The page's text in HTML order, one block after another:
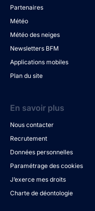
Partenaires
Météo
Météo des neiges
Newsletters BFM
Applications mobiles
Plan du site
En savoir plus
Nous contacter
Recrutement
Données personnelles
Paramétrage des cookies
J’exerce mes droits
Charte de déontologie